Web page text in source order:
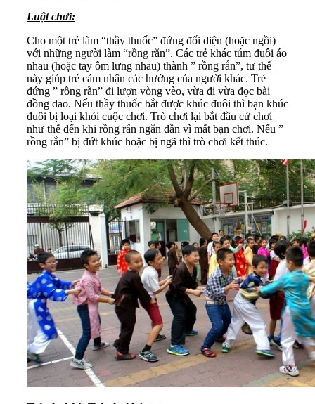
Luật chơi:
Cho một trẻ làm “thầy thuốc” đứng đối diện (hoặc ngồi)
với những người làm “rồng rắn”. Các trẻ khác túm đuôi áo
nhau (hoặc tay ôm lưng nhau) thành ” rồng rắn”, tư thế
này giúp trẻ cảm nhận các hướng của người khác. Trẻ
đứng ” rồng rắn” đi lượn vòng vèo, vừa đi vừa đọc bài
đồng dao. Nếu thầy thuốc bắt được khúc đuôi thì bạn khúc
đuôi bị loại khỏi cuộc chơi. Trò chơi lại bắt đầu cứ chơi
như thế đến khi rồng rắn ngắn dần vì mất bạn chơi. Nếu ”
rồng rắn” bị đứt khúc hoặc bị ngã thì trò chơi kết thúc.